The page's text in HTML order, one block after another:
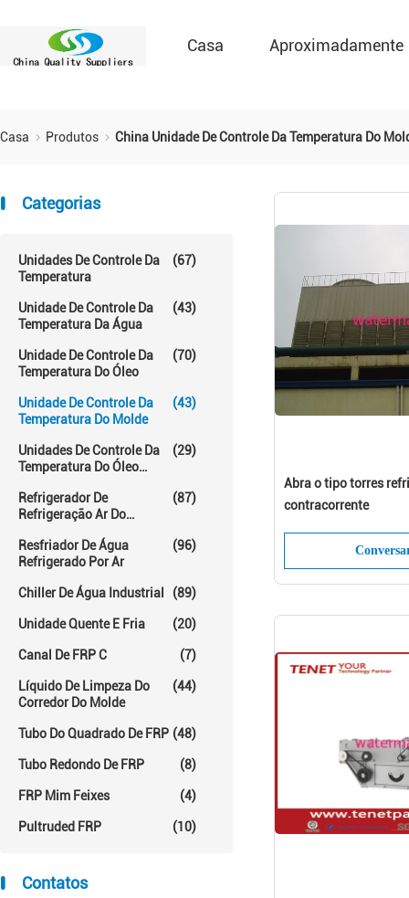
Casa Aproximadamente
Casa Produtos China Unidade De Controle Da Temperatura Do
Categorias
Unidades De Controle Da
Temperatura
(67)
Unidade De Controle Da
Temperatura Da Água
(43)
Unidade De Controle Da
Temperatura Do Óleo
(70)
Unidade De Controle Da
Temperatura Do Molde
(43)
Unidades De Controle Da
Temperatura Do Óleo
(29)
Refrigerador De
Refrigeração Ar Do
(87)
Resfriador De Água
Refrigerado Por Ar
(96)
Chiller De Água Industrial (89)
Unidade Quente E Fria (20)
Canal De FRP C (7)
Líquido De Limpeza Do
Corredor Do Molde
(44)
Tubo Do Quadrado De FRP (48)
Tubo Redondo De FRP (8)
FRP Mim Feixes (4)
Pultruded FRP (10)
Contatos
Abra o tipo torres
contracorrente